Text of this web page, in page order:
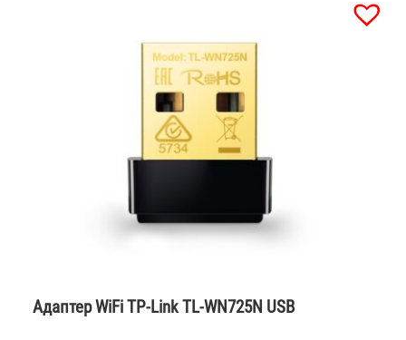
Адаптер WiFi TP-Link TL-WN725N USB